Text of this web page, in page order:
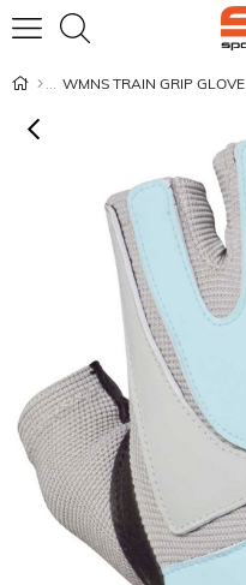
WMNS TRAIN GRIP GLOVE